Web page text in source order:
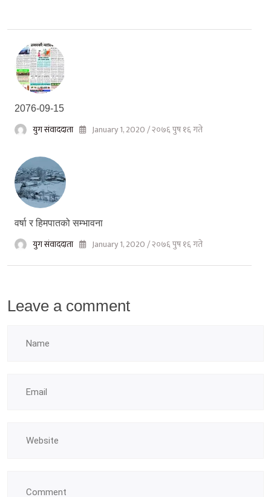
2076-09-15
युग संवाददाता January 1, 2020 / २०७६ पुष १६ गते
वर्षा र हिमपातको सम्भावना
युग संवाददाता January 1, 2020 / २०७६ पुष १६ गते
Leave a comment